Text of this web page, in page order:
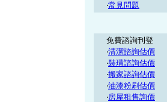
‧常見問題
免費諮詢刊登
‧清潔諮詢估價
‧裝璜諮詢估價
‧搬家諮詢估價
‧油漆粉刷估價
‧房屋租售詢價